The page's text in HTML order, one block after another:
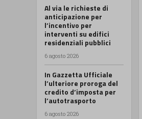
Al via le richieste di
anticipazione per
l’incentivo per
interventi su edifici
residenziali pubblici
6 agosto 2026
In Gazzetta Ufficiale
l’ulteriore proroga del
credito d’imposta per
l’autotrasporto
6 agosto 2026